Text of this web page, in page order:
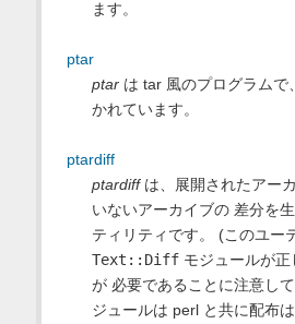
ます。
ptar
ptarは tar 風のプログラムで
かれています。
ptardiff
ptardiffは、展開されたアー
いないアーカイブの 差分を
ティリティです。 (このユー
Text::Diffモジュールが正
が 必要であることに注意し
ジュールは perl と共に配布